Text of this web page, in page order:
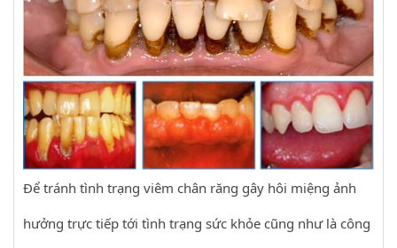
Để tránh tình trạng viêm chân răng gây hôi miệng ảnh
hưởng trực tiếp tới tình trạng sức khỏe cũng như là công